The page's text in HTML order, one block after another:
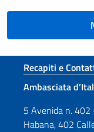
Sezione
Recapiti e
Ambasciata
5 Avenida n. 402
Habana, 402